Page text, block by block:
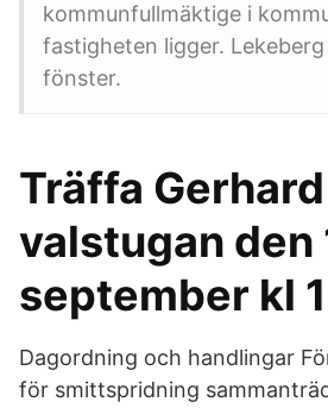
kommunfullmäktige i
fastigheten ligger.
fönster.
Träffa
valstugan den
september kl
Dagordning och handlingar
för smittspridning